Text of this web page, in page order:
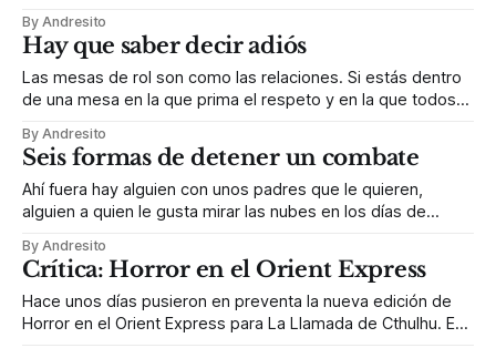
darle al menos dos o tres vueltas al libro. Y ahora que Devir
ha confirmado que va a editarlo en español, creo que es
By Andresito
Hay que saber decir adiós
Las mesas de rol son como las relaciones. Si estás dentro
de una mesa en la que prima el respeto y en la que todos
lo más probable es que todo vaya bien. Al fin y al cabo,
jugar una
By Andresito
Seis formas de detener un combate
Ahí fuera hay alguien con unos padres que le quieren,
alguien a quien le gusta mirar las nubes en los días de
que le gustan los animales, que siempre dice “por favor” y
“gracias”. Y, por cualquier motivo, esa
By Andresito
Crítica: Horror en el Orient Express
Hace unos días pusieron en preventa la nueva edición de
Horror en el Orient Express para La Llamada de Cthulhu. Es